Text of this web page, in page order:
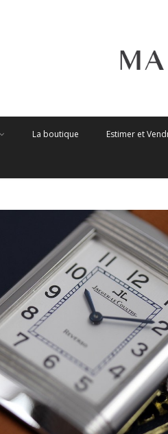
La boutique Estimer et